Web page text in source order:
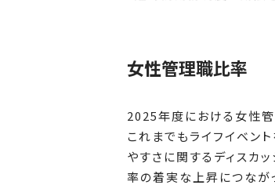
女性管理職比率
2025年度における女性
これまでもライフイベン
やすさに関するディスカ
率の着実な上昇につなが